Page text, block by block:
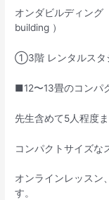
オンダビルディン
building ）
①3階 レンタルスタ
■12〜13畳のコンパ
先生含めて5人程度
コンパクトサイズな
オンラインレッスン
す。